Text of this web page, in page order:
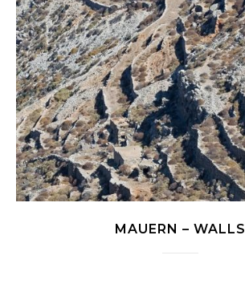
MAUERN – WALLS